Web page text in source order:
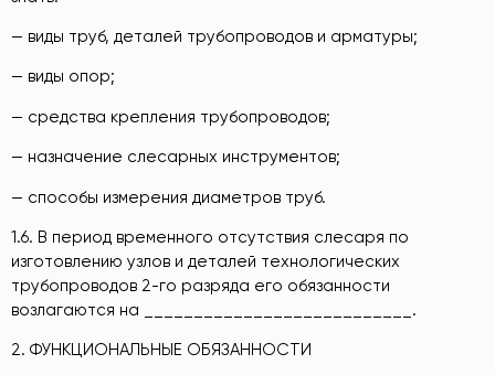
— виды труб, деталей трубопроводов и арматуры;
— виды опор;
— средства крепления трубопроводов;
— назначение слесарных инструментов;
— способы измерения диаметров труб.
1.6. В период временного отсутствия слесаря по
изготовлению узлов и деталей технологических
трубопроводов 2-го разряда его обязанности
возлагаются на ___________________________.
2. ФУНКЦИОНАЛЬНЫЕ ОБЯЗАННОСТИ